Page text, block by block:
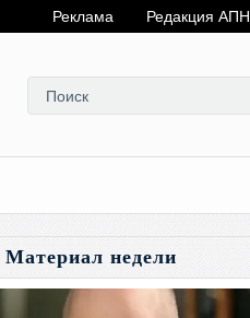
Реклама Редакция АПН
Материал недели